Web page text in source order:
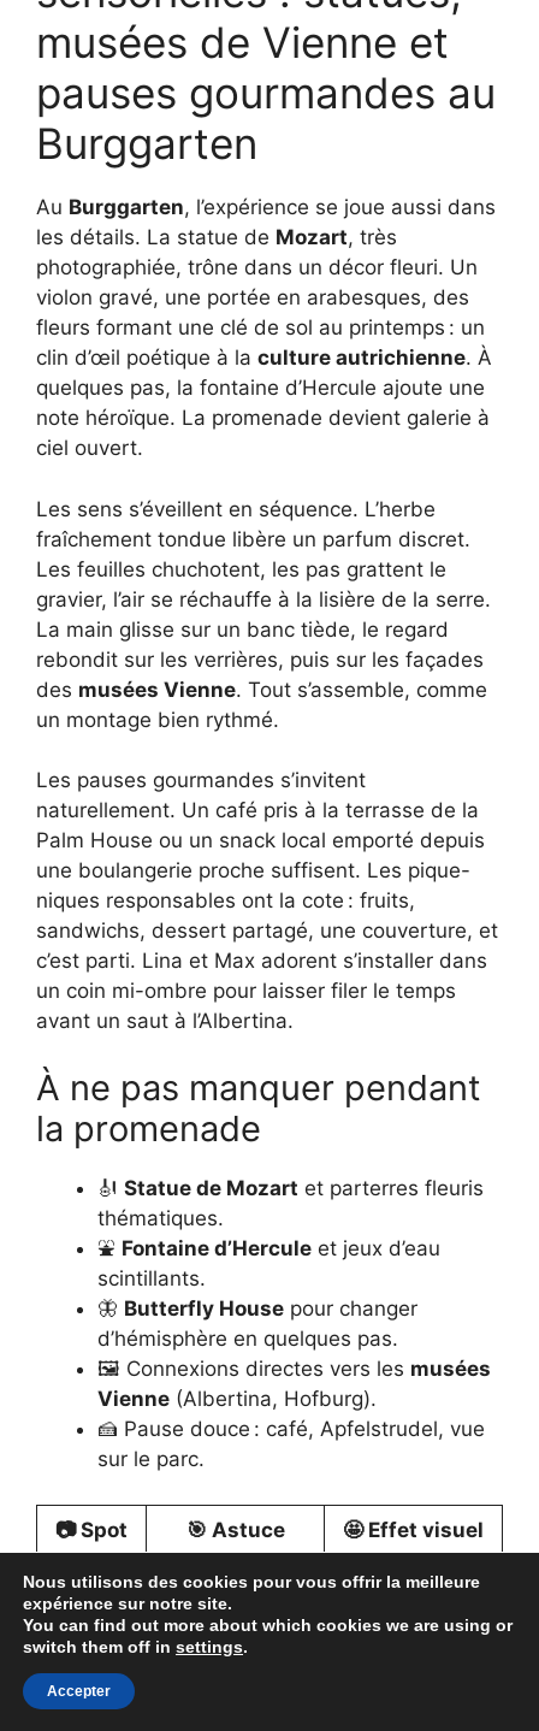
musées de Vienne et
pauses gourmandes au
Burggarten
Au Burggarten, l’expérience se joue aussi dans
les détails. La statue de Mozart, très
photographiée, trône dans un décor fleuri. Un
violon gravé, une portée en arabesques, des
fleurs formant une clé de sol au printemps : un
clin d’œil poétique à la culture autrichienne. À
quelques pas, la fontaine d’Hercule ajoute une
note héroïque. La promenade devient galerie à
ciel ouvert.
Les sens s’éveillent en séquence. L’herbe
fraîchement tondue libère un parfum discret.
Les feuilles chuchotent, les pas grattent le
gravier, l’air se réchauffe à la lisière de la serre.
La main glisse sur un banc tiède, le regard
rebondit sur les verrières, puis sur les façades
des musées Vienne. Tout s’assemble, comme
un montage bien rythmé.
Les pauses gourmandes s’invitent
naturellement. Un café pris à la terrasse de la
Palm House ou un snack local emporté depuis
une boulangerie proche suffisent. Les pique-
niques responsables ont la cote : fruits,
sandwichs, dessert partagé, une couverture, et
c’est parti. Lina et Max adorent s’installer dans
un coin mi-ombre pour laisser filer le temps
avant un saut à l’Albertina.
À ne pas manquer pendant
la promenade
🎻 Statue de Mozart et parterres fleuris
thématiques.
⛲ Fontaine d’Hercule et jeux d’eau
scintillants.
🦋 Butterfly House pour changer
d’hémisphère en quelques pas.
🖼️ Connexions directes vers les musées
Vienne (Albertina, Hofburg).
🍰 Pause douce : café, Apfelstrudel, vue
sur le parc.
📷 Spot 🎯 Astuce 🤩 Effet visuel
Mozart
🎻
Prendre en
diagonale,
intégrer la
dynamique et
Nous utilisons des cookies pour vous offrir la meilleure
expérience sur notre site.
You can find out more about which cookies we are using or
switch them off in settings.
Accepter